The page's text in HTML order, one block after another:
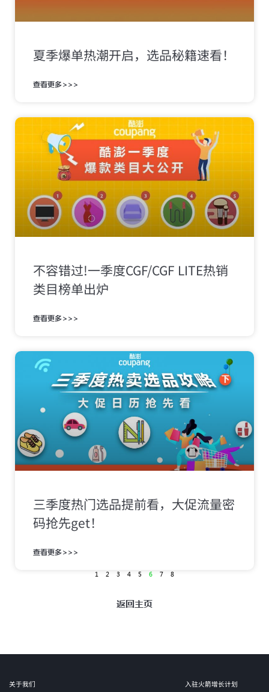
夏季爆单热潮开启，选品秘籍速看！
查看更多>>>
不容错过!一季度CGF/CGF LITE热销
类目榜单出炉
查看更多>>>
三季度热门选品提前看，大促流量密
码抢先get！
查看更多>>>
1 2 3 4 5 6 7 8
返回主页
关于我们 入驻火箭增长计划